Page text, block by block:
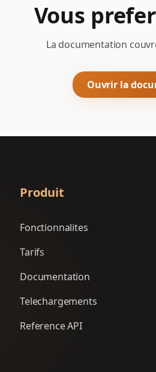
Vous
La documentation
Ouvrir la
Produit
Fonctionnalites
Tarifs
Documentation
Telechargements
Reference API